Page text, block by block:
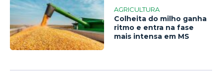
AGRICULTURA
Colheita do milho ganha
ritmo e entra na fase
mais intensa em MS